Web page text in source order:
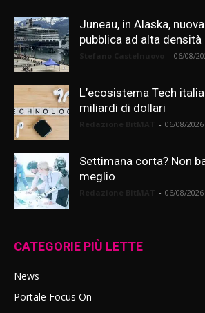
Juneau, in Alaska,
pubblica ad alta densità
- 06/08/
L’ecosistema Tech
miliardi di dollari
- 06/08/2026
Settimana corta? Non
meglio
- 06/08/2026
CATEGORIE PIÙ LETTE
News
Portale Focus On